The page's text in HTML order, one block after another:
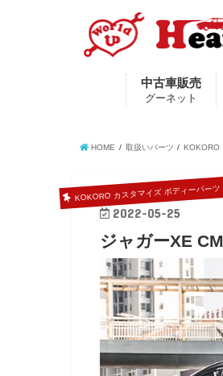
中古車販売
グーネット
HOME 取扱いパーツ KOKORO
KOKORO カスタマイズ ボディーパーツ
2022-05-25
ジャガーXE